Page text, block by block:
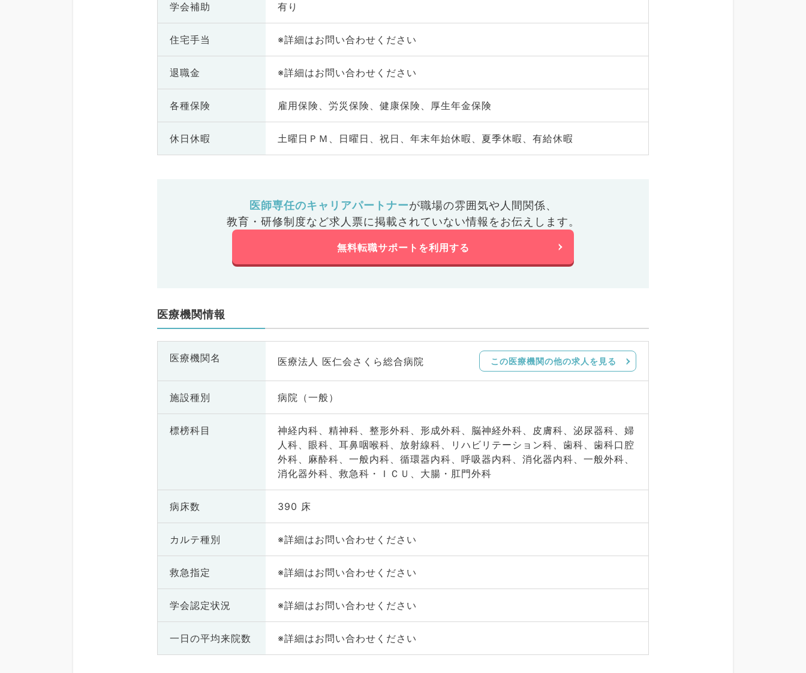
学会補助 有り
住宅手当 ※詳細はお問い合わせください
退職金 ※詳細はお問い合わせください
各種保険 雇用保険、労災保険、健康保険、厚生年金保険
休日休暇 土曜日ＰＭ、日曜日、祝日、年末年始休暇、夏季休暇、有給休暇
医師専任のキャリアパートナーが職場の雰囲気や人間関係、
教育・研修制度など求人票に掲載されていない情報をお伝えします。
無料転職サポートを利用する
医療機関情報
医療機関名 医療法人 医仁会さくら総合病院 この医療機関の他の求人を見る
施設種別 病院（一般）
標榜科目
神経内科、精神科、整形外科、形成外科、脳神経外科、皮膚科、泌尿器科、婦
人科、眼科、耳鼻咽喉科、放射線科、リハビリテーション科、歯科、歯科口腔
外科、麻酔科、一般内科、循環器内科、呼吸器内科、消化器内科、一般外科、
消化器外科、救急科・ＩＣＵ、大腸・肛門外科
病床数 390 床
カルテ種別 ※詳細はお問い合わせください
救急指定 ※詳細はお問い合わせください
学会認定状況 ※詳細はお問い合わせください
一日の平均来院数 ※詳細はお問い合わせください